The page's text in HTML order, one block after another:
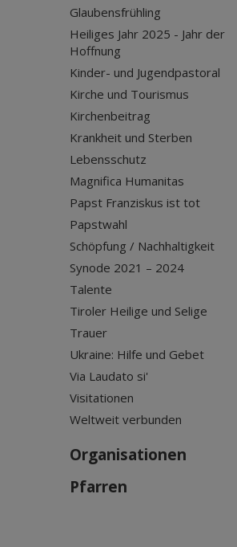
Glaubensfrühling
Heiliges Jahr 2025 - Jahr der
Hoffnung
Kinder- und Jugendpastoral
Kirche und Tourismus
Kirchenbeitrag
Krankheit und Sterben
Lebensschutz
Magnifica Humanitas
Papst Franziskus ist tot
Papstwahl
Schöpfung / Nachhaltigkeit
Synode 2021 – 2024
Talente
Tiroler Heilige und Selige
Trauer
Ukraine: Hilfe und Gebet
Via Laudato si'
Visitationen
Weltweit verbunden
Organisationen
Pfarren